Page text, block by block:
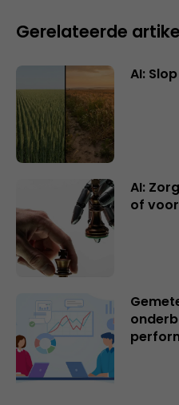
Gerelateerde
AI:
AI:
of